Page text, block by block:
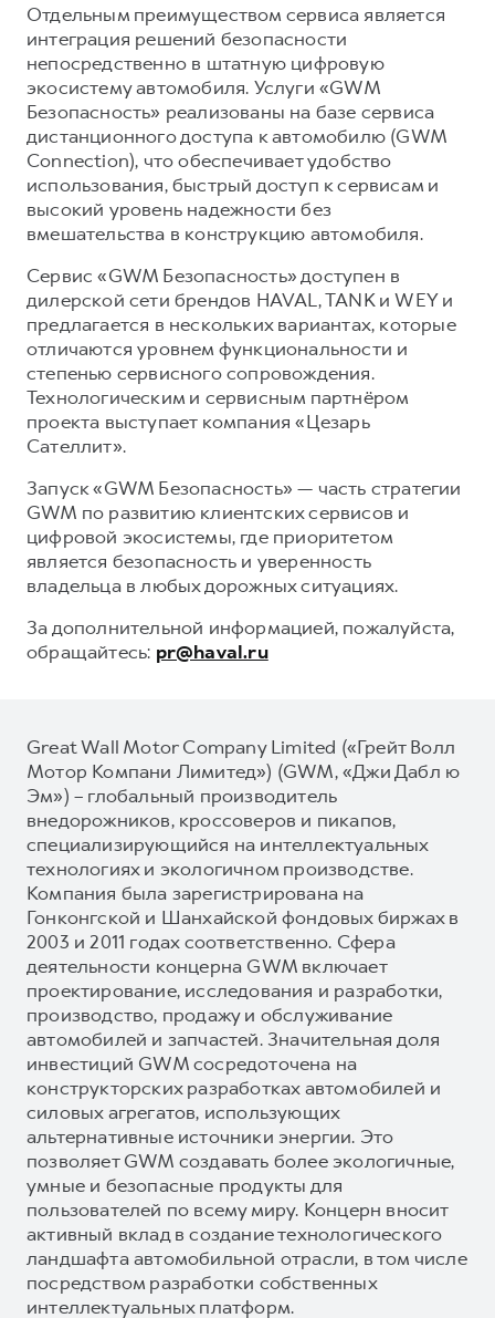
Отдельным преимуществом сервиса является
интеграция решений безопасности
непосредственно в штатную цифровую
экосистему автомобиля. Услуги «GWM
Безопасность» реализованы на базе сервиса
дистанционного доступа к автомобилю (GWM
Connection), что обеспечивает удобство
использования, быстрый доступ к сервисам и
высокий уровень надежности без
вмешательства в конструкцию автомобиля.
Сервис «GWM Безопасность» доступен в
дилерской сети брендов HAVAL, TANK и WEY и
предлагается в нескольких вариантах, которые
отличаются уровнем функциональности и
степенью сервисного сопровождения.
Технологическим и сервисным партнёром
проекта выступает компания «Цезарь
Сателлит».
Запуск «GWM Безопасность» — часть стратегии
GWM по развитию клиентских сервисов и
цифровой экосистемы, где приоритетом
является безопасность и уверенность
владельца в любых дорожных ситуациях.
За дополнительной информацией, пожалуйста,
обращайтесь: pr@haval.ru
Great Wall Motor Company Limited («Грейт Волл
Мотор Компани Лимитед») (GWM, «Джи Дабл ю
Эм») – глобальный производитель
внедорожников, кроссоверов и пикапов,
специализирующийся на интеллектуальных
технологиях и экологичном производстве.
Компания была зарегистрирована на
Гонконгской и Шанхайской фондовых биржах в
2003 и 2011 годах соответственно. Сфера
деятельности концерна GWM включает
проектирование, исследования и разработки,
производство, продажу и обслуживание
автомобилей и запчастей. Значительная доля
инвестиций GWM сосредоточена на
конструкторских разработках автомобилей и
силовых агрегатов, использующих
альтернативные источники энергии. Это
позволяет GWM создавать более экологичные,
умные и безопасные продукты для
пользователей по всему миру. Концерн вносит
активный вклад в создание технологического
ландшафта автомобильной отрасли, в том числе
посредством разработки собственных
интеллектуальных платформ.